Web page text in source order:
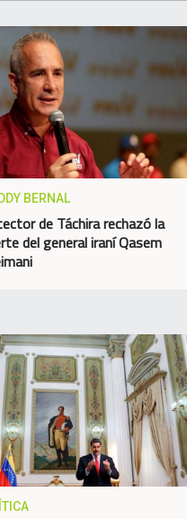
BERNAL
de Táchira rechazó la
del general iraní Qasem